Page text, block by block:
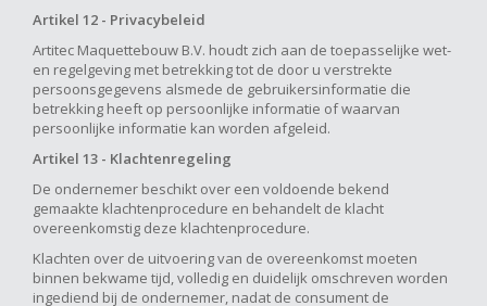
Artikel 12 - Privacybeleid
Artitec Maquettebouw B.V. houdt zich aan de toepasselijke wet-
en regelgeving met betrekking tot de door u verstrekte
persoonsgegevens alsmede de gebruikersinformatie die
betrekking heeft op persoonlijke informatie of waarvan
persoonlijke informatie kan worden afgeleid.
Artikel 13 - Klachtenregeling
De ondernemer beschikt over een voldoende bekend
gemaakte klachtenprocedure en behandelt de klacht
overeenkomstig deze klachtenprocedure.
Klachten over de uitvoering van de overeenkomst moeten
binnen bekwame tijd, volledig en duidelijk omschreven worden
ingediend bij de ondernemer, nadat de consument de